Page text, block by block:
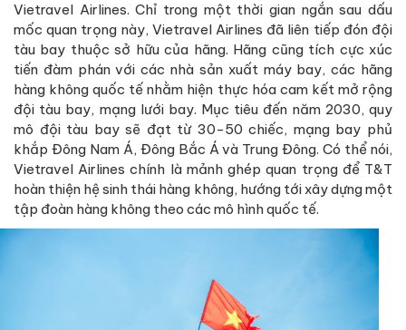
Vietravel Airlines. Chỉ trong một thời gian ngắn sau dấu
mốc quan trọng này, Vietravel Airlines đã liên tiếp đón đội
tàu bay thuộc sở hữu của hãng. Hãng cũng tích cực xúc
tiến đàm phán với các nhà sản xuất máy bay, các hãng
hàng không quốc tế nhằm hiện thực hóa cam kết mở rộng
đội tàu bay, mạng lưới bay. Mục tiêu đến năm 2030, quy
mô đội tàu bay sẽ đạt từ 30-50 chiếc, mạng bay phủ
khắp Đông Nam Á, Đông Bắc Á và Trung Đông. Có thể nói,
Vietravel Airlines chính là mảnh ghép quan trọng để T&T
hoàn thiện hệ sinh thái hàng không, hướng tới xây dựng một
tập đoàn hàng không theo các mô hình quốc tế.